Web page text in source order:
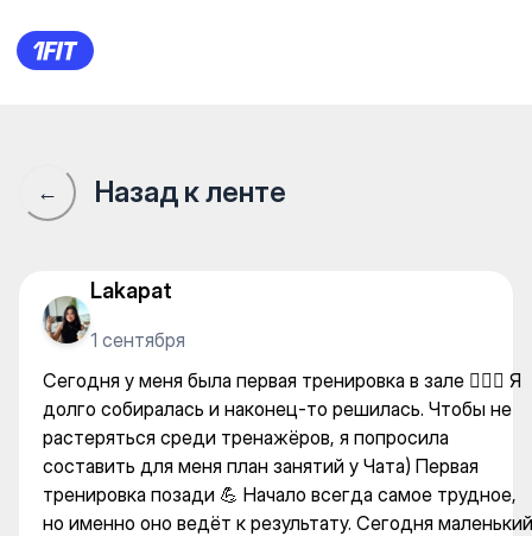
FitnessBlitz Qostanay —
← Назад к ленте
Lakapat
1 сентября
Сегодня у меня была первая тренировка в зале 🏋🏼‍♀️ Я
долго собиралась и наконец-то решилась. Чтобы не
растеряться среди тренажёров, я попросила
составить для меня план занятий у Чата) Первая
тренировка позади 💪 Начало всегда самое трудное,
но именно оно ведёт к результату. Сегодня маленький